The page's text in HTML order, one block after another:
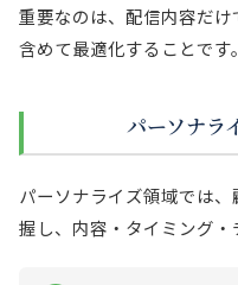
重要なのは、配信内容だ
含めて最適化することです。
パーソナラ
パーソナライズ領域では
握し、内容・タイミング・